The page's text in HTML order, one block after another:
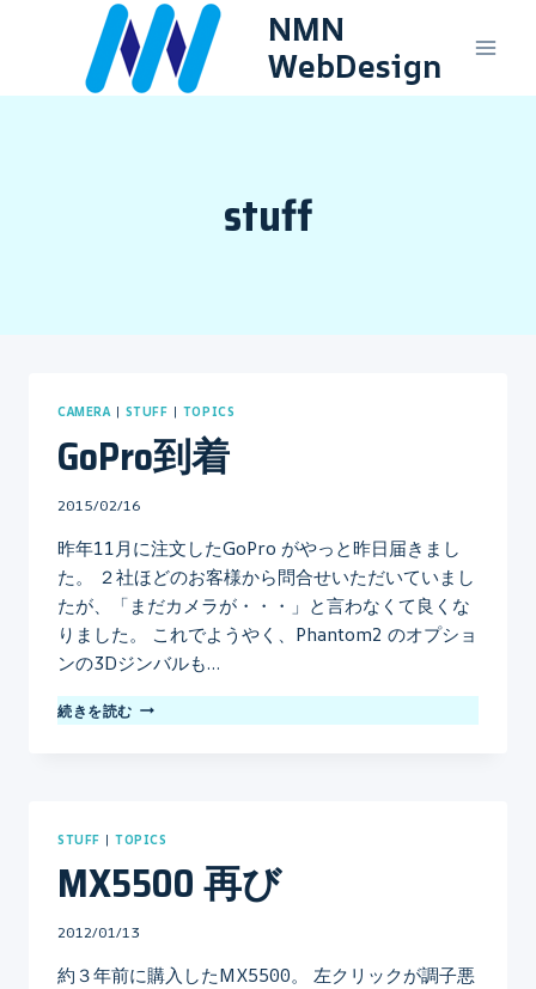
ス
NMN
WebDesign
stuff
CAMERA| STUFF | TOPICS
GoPro到着
By
2015/02/16
昨年11月に注文したGoPro がやっと昨日届きまし
た。 ２社ほどのお客様から問合せいただいていまし
たが、「まだカメラが・・・」と言わなくて良くな
りました。 これでようやく、Phantom2 のオプショ
ンの3Dジンバルも…
続きを読む GOPRO
到
STUFF |TOPICS
MX5500 再び
By
2012/01/13
約３年前に購入したMX5500。 左クリックが調子悪